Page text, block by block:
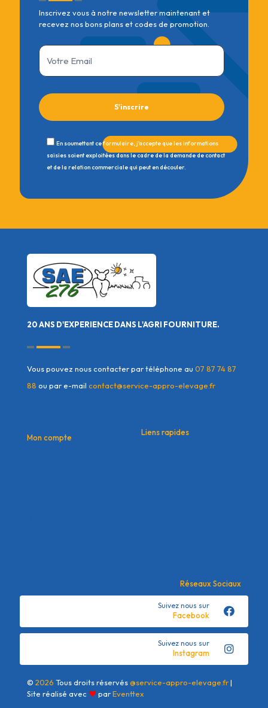
Inscrivez vous à notre newsletter maintenant et
recevez nos bons plans et codes de promotion.
En soumettant ce formulaire, j'accepte que les informations
saisies soient exploitées dans le cadre de la demande de contact
et de la relation commerciale qui peut en découler.
20 ANS D'EXPERIENCE DANS L'AGRI FOURNITURE.
Vous pouvez nous contacter par téléphone au 07 87 74 87
88 ou par e-mail contact@service-appro-elevage.fr
Mon compte
Liens rapides
Réseaux Sociaux
Facebook
Suivez nous sur
Instagram
Suivez nous sur
© 2026 Tous droits réservés@service-appro-elevage.fr|
Site réalisé avec ❤parEventtex